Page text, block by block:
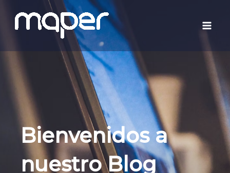
Bienvenidos a
nuestro Blog